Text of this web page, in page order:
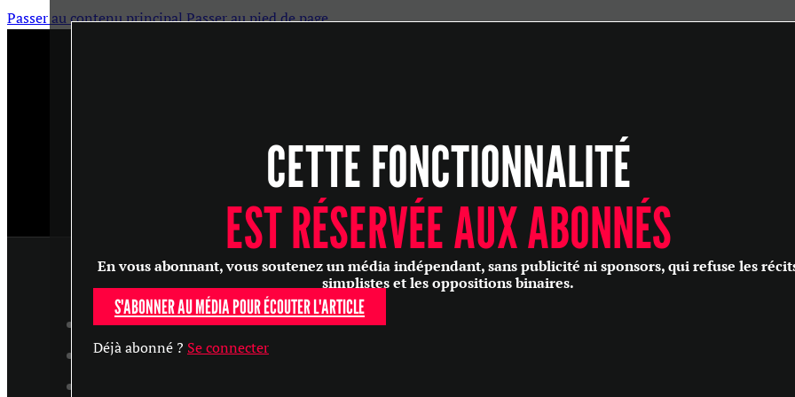
Passer au contenu principalPasser au pied de page
SANTÉ
PHILOSOPHIE
CULTURE
SOCIÉTÉ
ARTICLES
MASTERCLASS
CETTE FONCTIONNALITÉ
EST RÉSERVÉE AUX ABONNÉS
En vous abonnant, vous soutenez un média indépendant, sans publicité ni sponsors, qui refuse les
simplistes et les oppositions binaires.
S'ABONNER AU MÉDIA POUR ÉCOUTER L'ARTICLE
Déjà abonné ? Se connecter